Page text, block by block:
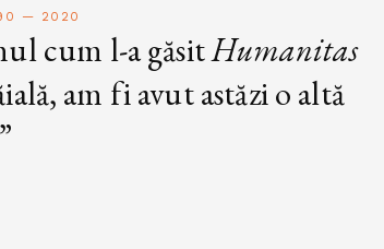
— 2020
cum l-a găsitHumanitas
am fi avut astăzi o altă